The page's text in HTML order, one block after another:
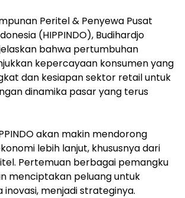
Peritel & Penyewa Pusat
(HIPPINDO), Budihardjo
bahwa pertumbuhan
kepercayaan konsumen yang
dan kesiapan sektor retail untuk
dinamika pasar yang terus
akan makin mendorong
lebih lanjut, khususnya dari
Pertemuan berbagai pemangku
menciptakan peluang untuk
menjadi strateginya.